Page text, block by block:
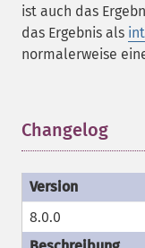
ist auch das
das Ergebnis als int
normalerweise
Changelog
8.0.0